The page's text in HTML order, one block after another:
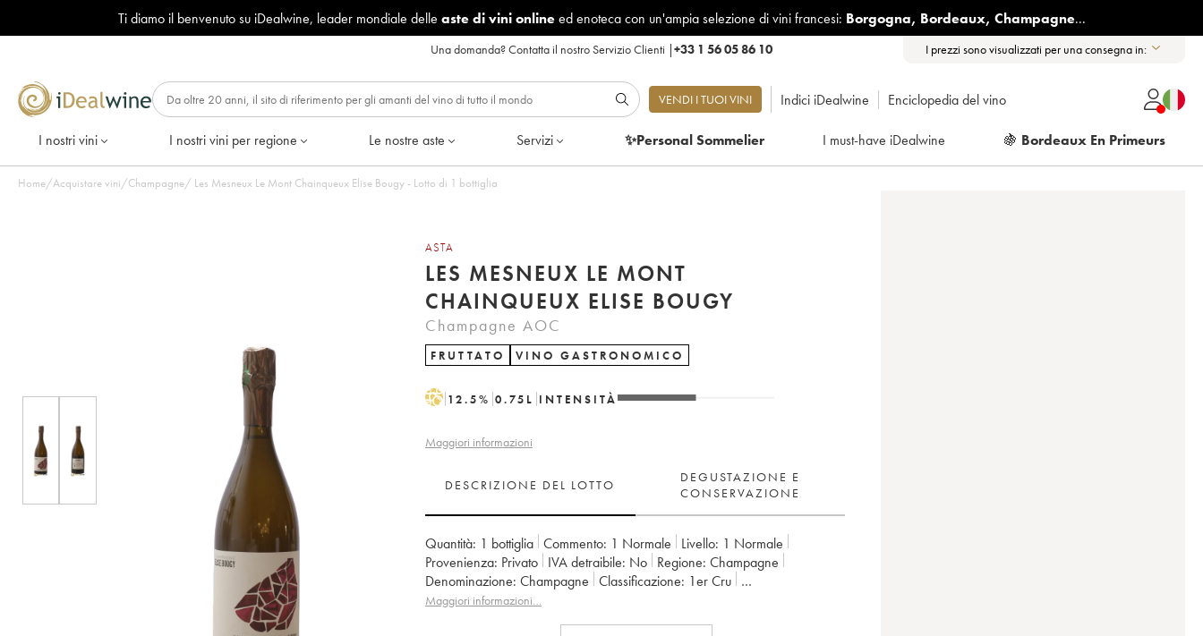
Ti diamo il benvenuto su iDealwine, leader mondiale delle aste di vini onlineed enoteca con un'ampia selezione di vini francesi: Borgogna, Bordeaux, Champagne...
Una domanda?Contatta il nostro Servizio Clienti |+33 1 56 05 86 10 I prezzi sono visualizzati per una consegna in:
VENDI I TUOI VINI Indici iDealwine Enciclopedia del vino
I nostri vini I nostri vini per regione Le nostre aste Servizi ✨Personal Sommelier I must-have iDealwine 🍇 Bordeaux En Primeurs
Home/Acquistare vini/Champagne/ Les Mesneux Le Mont Chainqueux Elise Bougy - Lotto di 1 bottiglia
ASTA
LES MESNEUX LE MONT
CHAINQUEUX ELISE BOUGY
Champagne AOC
FRUTTATO VINO GASTRONOMICO
H 12.5% 0.75 L INTENSITÀ
Maggiori informazioni
DESCRIZIONE DEL LOTTO
DEGUSTAZIONE E
CONSERVAZIONE
Quantità: 1 bottiglia Commento: 1 Normale Livello: 1 Normale
Provenienza:
privato IVA detraibile: no Regione:
Champagne
Denominazione:
Champagne Classificazione:
1er Cru
Proprietario: Elise Bougy
Maggiori informazioni…